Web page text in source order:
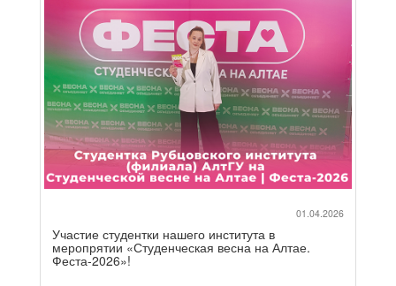
01.04.2026
Участие студентки нашего института в
меропрятии «Студенческая весна на Алтае.
Феста-2026»!